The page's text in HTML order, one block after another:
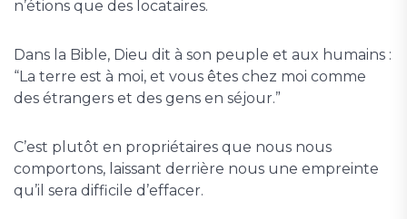
n’étions que des locataires.
Dans la Bible, Dieu dit à son peuple et aux humains :
“La terre est à moi, et vous êtes chez moi comme
des étrangers et des gens en séjour.”
C’est plutôt en propriétaires que nous nous
comportons, laissant derrière nous une empreinte
qu’il sera difficile d’effacer.